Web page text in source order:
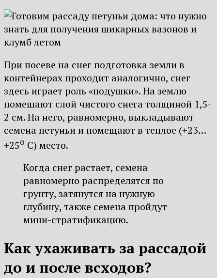
При посеве на снег подготовка земли в
контейнерах проходит аналогично, снег
здесь играет роль «подушки». На землю
помещают слой чистого снега толщиной 1,5-
2 см. На него, равномерно, выкладывают
семена петуньи и помещают в теплое (+23…
+25о С) место.
Когда снег растает, семена
равномерно распределятся по
грунту, затянутся на нужную
глубину, также семена пройдут
мини-стратификацию.
Как ухаживать за рассадой
до и после всходов?